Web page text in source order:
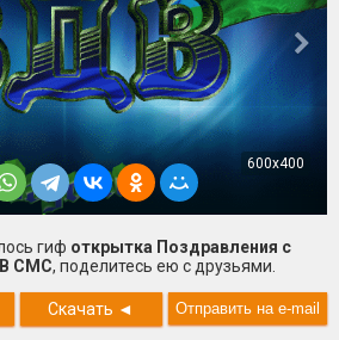
600x400
гиф открытка Поздравления с
СМС, поделитесь ею с друзьями.
Скачать ◄